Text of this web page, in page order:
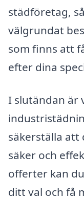
städföretag,
välgrundat
som finns att
efter dina
I slutändan är
säkerställa att
säker och
offerter kan
ditt val och få